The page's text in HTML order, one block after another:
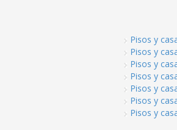
Pisos y
Pisos y
Pisos y
Pisos y
Pisos y
Pisos y
Pisos y